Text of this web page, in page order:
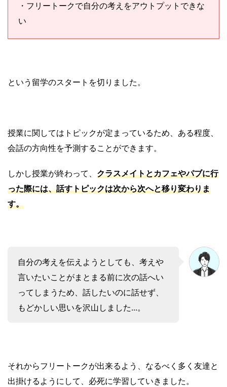
・フリートークで自分の考えをアウトプットできな
い
という留学のスタートを切りました。
授業に関してはトピックが定まっているため、ある程度、
会話の方向性を予測することができます。
しかし授業が終わって、 クラスメイトとカフェやパブに行
った際には、話すトピックは次から次へと移り変わりま
す。
自分の考えを伝えようとしても、考えや
言いたいことがまとまる前に次の話へい
ってしまうため、話したいのに話せず、
もどかしい思いを沢山しました...。
それからフリートークが出来るよう、なるべく多く友達と
出掛けるようにして、必死に学習していきました。